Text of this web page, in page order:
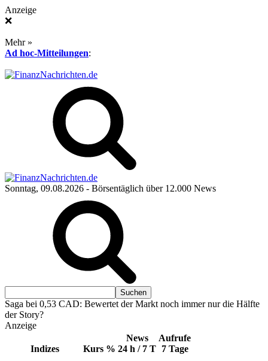
Anzeige
❌
Mehr »
Ad hoc-Mitteilungen:
Sonntag, 09.08.2026 - Börsentäglich über 12.000 News
Saga bei 0,53 CAD: Bewertet der Markt noch immer nur die Hälfte
der Story?
Anzeige
Indizes Kurs %
News
24 h / 7 T
Aufrufe
7 Tage